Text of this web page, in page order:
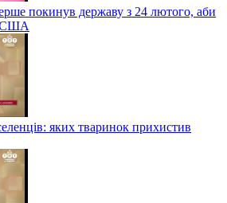
покинув державу з 24 лютого, аби
США
яких тваринок прихистив